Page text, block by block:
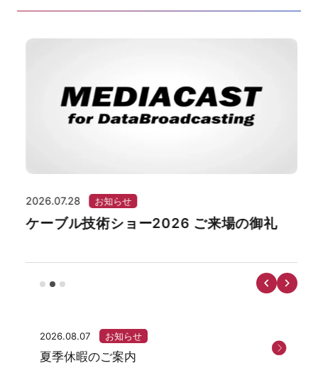
2026.08.07 お知らせ
夏季休暇のご案内
2026.07.28 お知らせ
ケーブル技術ショー2026 ご来場の御礼